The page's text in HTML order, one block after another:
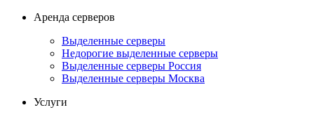
Аренда серверов
Выделенные серверы
Недорогие выделенные серверы
Выделенные серверы Россия
Выделенные серверы Москва
Услуги